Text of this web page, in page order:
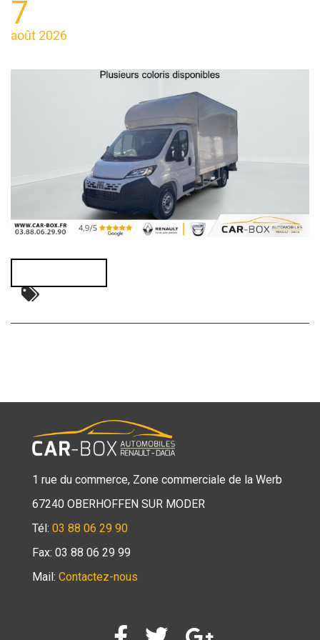
7
août 2026
1 rue du commerce, Zone commerciale de la Werb
67240 OBERHOFFEN SUR MODER
Tél: 03 88 06 29 90
Fax: 03 88 06 29 99
Mail: Contactez-nous